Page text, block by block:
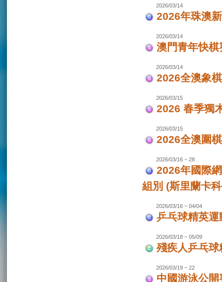
2026/03/14
2026年珠澳
2026/03/14
澳門青年快棋
2026/03/14
2026全澳象
2026/03/15
2026 春季獨
2026/03/15
2026全澳圍
2026/03/16 ~ 28
2026年國際
組別 (斯里蘭卡
2026/03/16 ~ 04/04
乒乓球精英
2026/03/18 ~ 05/09
殘疾人乒乓
2026/03/19 ~ 22
中國游泳公